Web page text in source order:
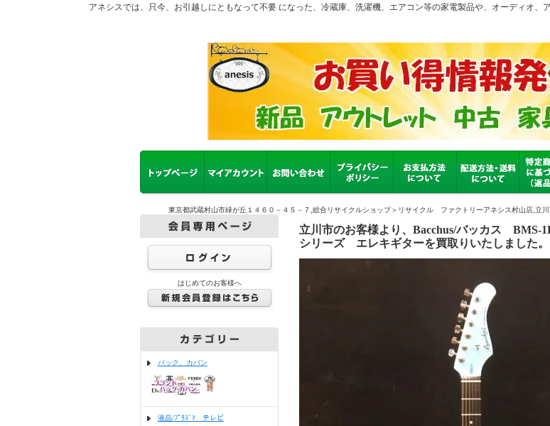
アネシスでは、只今、お引越しにともなって不要 になった、冷蔵庫、洗濯機、エアコン等の家電製品や、オーディオ、
東京都武蔵村山市緑が丘１４６０－４５－７,総合リサイクルショップ＞リサイクル ファクトリーアネシス村山店,立
はじめてのお客様へ
バック、カバン
液晶/ﾌﾟﾗｽﾞﾏ テレビ
立川市のお客様より、Bacchus/バッカス
シリーズ エレキギターを買取りいたしました。